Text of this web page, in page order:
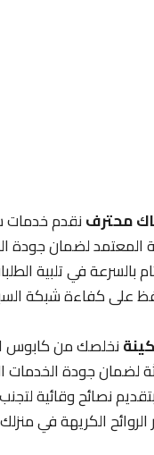
محترفنقدم خدمات
المعتمد لضمان
بالسرعة في تلبية
على كفاءة شبكة
نخلصك من كابوس
لضمان جودة الخدمات
بتقديم نصائح
الكريهة في